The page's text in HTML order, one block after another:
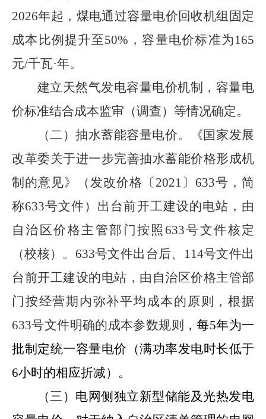
2026年起，煤电通过容量电价回收机组固定
成本比例提升至50% ，容量电价标准为 165
元/千瓦·年。
建立天然气发电容量电价机制，容量电
价标准结合成本监审（调查）等情况确定。
（二）抽水蓄能容量电价。
《国家发展
改革委关于进一步完善抽水蓄能价格形成机
制的意见》（发改价格 〔 2021 〕 633号，简
称633号文件）出台前开工建设的电站，由
自治区价格主管部门按照 633号文件核定
（校核）。 633号文件出台后、 114号文件出
台前开工建设的电站，由自治区价格主管部
门按经营期内弥补平均成本的原则，根据
633号文件明确的成本参数规则 ，每5年为一
批制定统一容量电价（满功率发电时长低于
6小时的相应折减） 。
（三）电网侧独立新型储能及光热发电